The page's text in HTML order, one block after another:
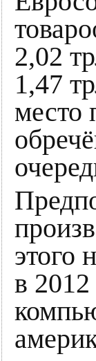
2,02
1,47
место
этого
в